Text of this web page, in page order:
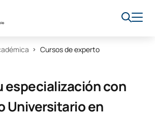
Cursos de experto
especialización con
Universitario en